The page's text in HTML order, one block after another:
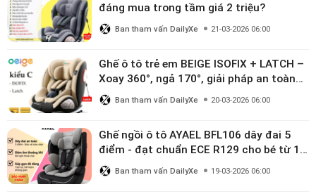
đáng mua trong tầm giá 2 triệu?
Ban tham vấn DailyXe 21-03-2026 06:00
Ghế ô tô trẻ em BEIGE ISOFIX + LATCH –
Xoay 360°, ngả 170°, giải pháp an toàn
linh hoạt cho bé 0–10 tuổi
Ban tham vấn DailyXe 20-03-2026 06:00
Ghế ngồi ô tô AYAEL BFL106 dây đai 5
điểm - đạt chuẩn ECE R129 cho bé từ 1–
10 tuổi
Ban tham vấn DailyXe 19-03-2026 06:00